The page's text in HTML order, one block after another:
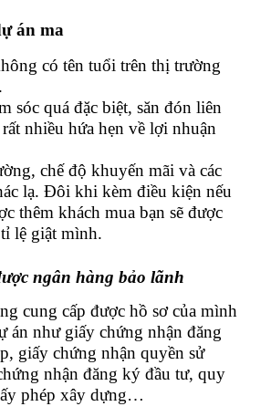
án ma
có tên tuổi trên thị trường
sóc quá đặc biệt, săn đón liên
nhiều hứa hẹn về lợi nhuận
chế độ khuyến mãi và các
lạ. Đôi khi kèm điều kiện nếu
thêm khách mua bạn sẽ được
lệ giật mình.
ngân hàng bảo lãnh
cung cấp được hồ sơ của mình
án như giấy chứng nhận đăng
giấy chứng nhận quyền sử
nhận đăng ký đầu tư, quy
phép xây dựng…